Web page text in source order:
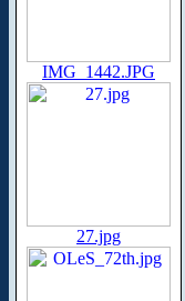
IMG_1442.JPG
27.jpg